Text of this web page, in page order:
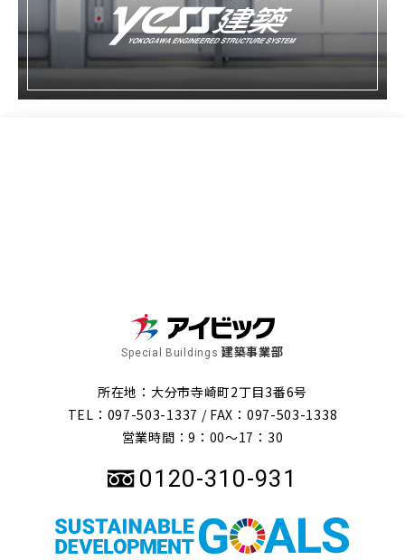
Special Buildings 建築事業部
所在地：大分市寺崎町2丁目3番6号
TEL：097-503-1337 / FAX：097-503-1338
営業時間：9：00～17：30
0120-310-931